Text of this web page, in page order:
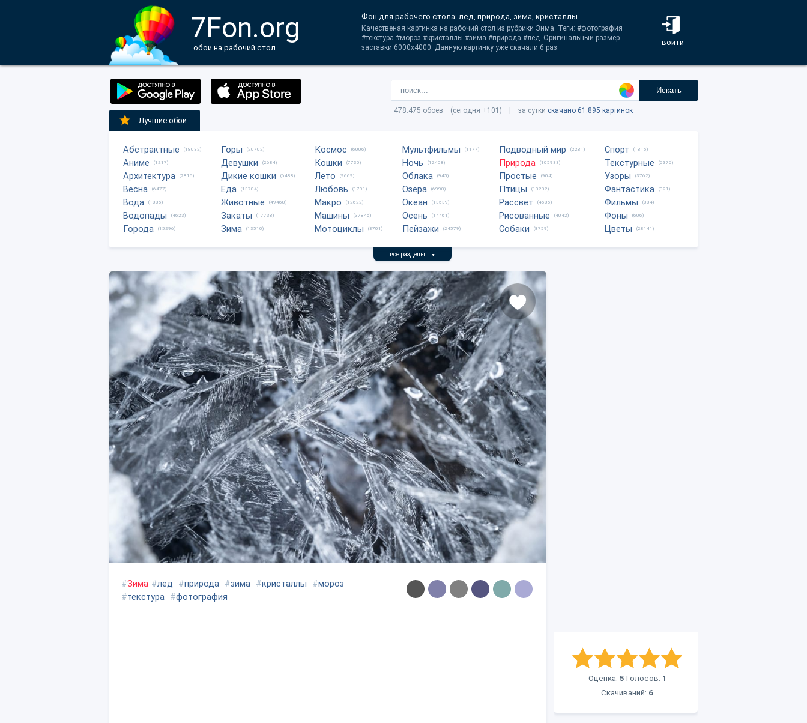
7Fon.org
обои на рабочий стол
войти
Фон для рабочего стола: лед, природа, зима, кристаллы
Качественая картинка на рабочий стол из рубрики Зима. Теги: #фотография
#текстура #мороз #кристаллы #зима #природа #лед. Оригинальный размер
заставки 6000x4000. Данную картинку уже скачали 6 раз.
Искать
478.475 обоев (сегодня +101) | за сутки скачано 61.895 картинок
Лучшие обои
Абстрактные (18032)
Аниме (1217)
Архитектура (2816)
Весна (6477)
Вода (1335)
Водопады (4623)
Города (15296)
Горы (20702)
Девушки (2684)
Дикие кошки (6488)
Еда (13704)
Животные (49468)
Закаты (17738)
Зима (13510)
Космос (6006)
Кошки (7730)
Лето (9669)
Любовь (1791)
Макро (12622)
Машины (37846)
Мотоциклы (3701)
Мультфильмы (1177)
Ночь (12408)
Облака (945)
Озёра (6990)
Океан (13539)
Осень (14461)
Пейзажи (24579)
Подводный мир (2281)
Природа (105933)
Простые (904)
Птицы (10202)
Рассвет (4535)
Рисованные (4042)
Собаки (8759)
Спорт (1815)
Текстурные (6376)
Узоры (3762)
Фантастика (821)
Фильмы (334)
Фоны (606)
Цветы (28141)
все разделы ▼
Оценка: 5 Голосов: 1
Скачиваний: 6
#Зима #лед #природа #зима #кристаллы #мороз
#текстура #фотография